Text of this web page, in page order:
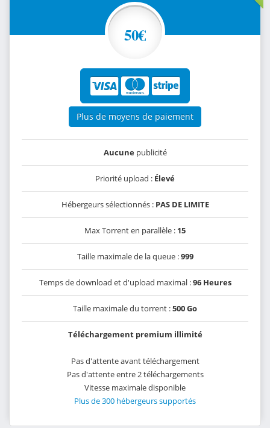
50€
Plus de moyens de paiement
Aucunepublicité
Priorité upload : Élevé
Hébergeurs sélectionnés : PAS DE LIMITE
Max Torrent en parallèle : 15
Taille maximale de la queue :999
Temps de download et d'upload maximal :96 Heures
Taille maximale du torrent :500 Go
Téléchargement premium illimité
Pas d'attente avant téléchargement
Pas d'attente entre 2 téléchargements
Vitesse maximale disponible
Plus de 300 hébergeurs supportés